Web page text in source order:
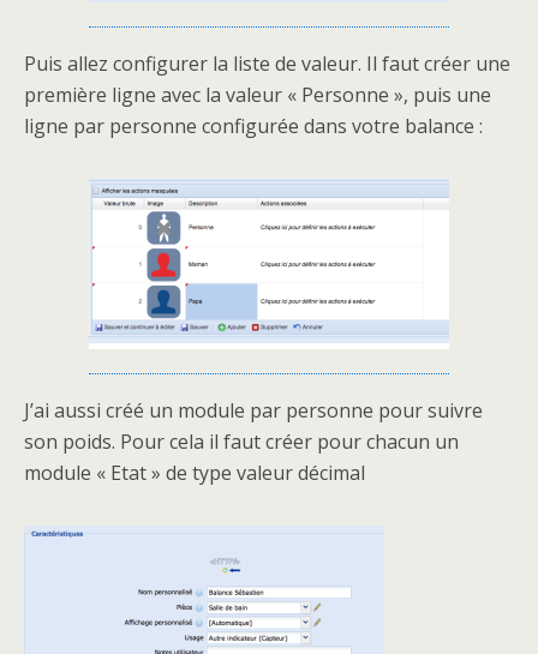
Puis allez configurer la liste de valeur. Il faut créer une
première ligne avec la valeur « Personne », puis une
ligne par personne configurée dans votre balance :
J’ai aussi créé un module par personne pour suivre
son poids. Pour cela il faut créer pour chacun un
module « Etat » de type valeur décimal